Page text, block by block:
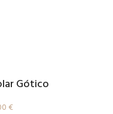
Gótico
€